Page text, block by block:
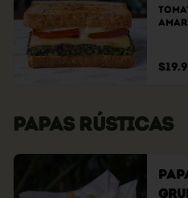
PAPAS RÚSTICAS